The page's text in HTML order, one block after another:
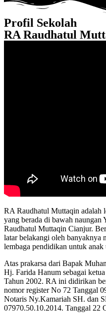
Profil Sekolah
RA Raudhatul
RA Raudhatul Muttaqin adalah
yang berada di bawah naungan
Raudhatul Muttaqin Cianjur.
latar belakangi oleh banyaknya
lembaga pendidikan untuk
Atas prakarsa dari Bapak
Hj. Farida Hanum sebagai
Tahun 2002. RA ini didirikan
nomor register No 72 Tanggal
Notaris Ny.Kamariah SH. dan
07970.50.10.2014. Tanggal 22